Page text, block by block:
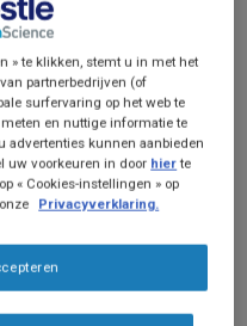
van de diëtist?
» te klikken, stemt u in met het
partnerbedrijven (of
surfervaring op het web te
en nuttige informatie te
advertenties kunnen aanbieden
uw voorkeuren in door hierte
« Cookies-instellingen » op
Privacyverklaring.